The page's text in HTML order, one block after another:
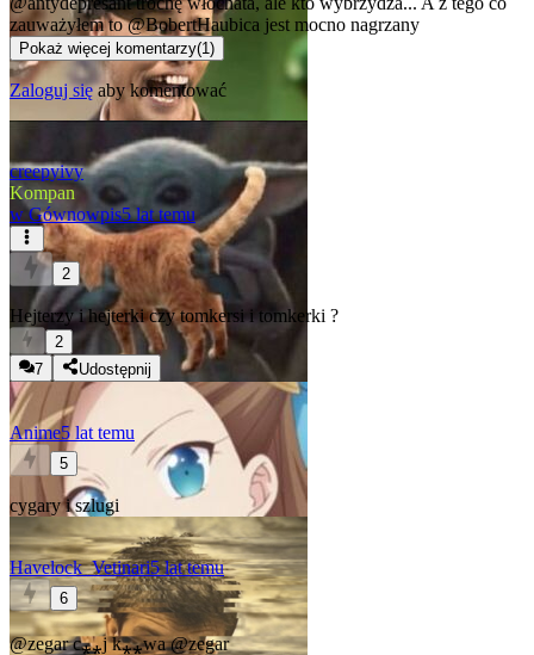
zauważyłem to@BobertHaubica jest mocno nagrzany
Pokaż więcej komentarzy(1)
Zaloguj sięaby komentować
creepyivy
Kompan
w Gównowpis5 lat temu
2
Hejterzy i hejterki czy tomkersi i tomkerki ?
2
7
Udostępnij
Anime5 lat temu
5
cygary i szlugi
Havelock_Vetinari5 lat temu
6
@zegarc⁎⁎j k⁎⁎wa@zegar